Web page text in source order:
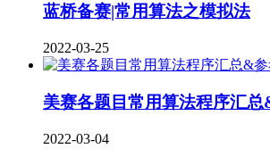
蓝桥备赛|常用算法之模拟法
2022-03-25
美赛各题目常用算法程序汇
2022-03-04